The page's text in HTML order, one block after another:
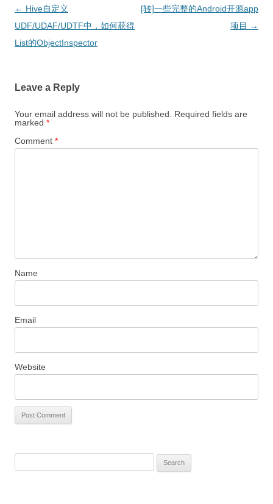
Post
navigation
← Hive自定义
UDF/UDAF/UDTF中，如何获得
List的ObjectInspector
[转]一些完整的Android开源app
项目 →
Leave a Reply
Your email address will not be published.
Required fields are
marked *
Comment *
Name
Email
Website